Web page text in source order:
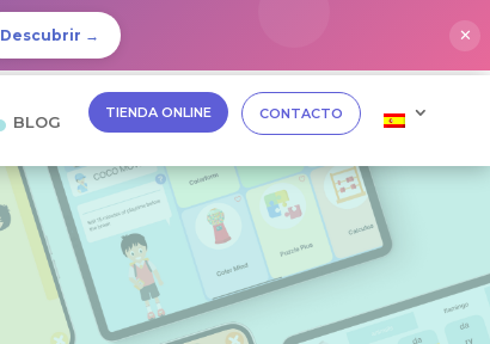
Descubrir → ✕
BLOG TIENDA ONLINE CONTACTO